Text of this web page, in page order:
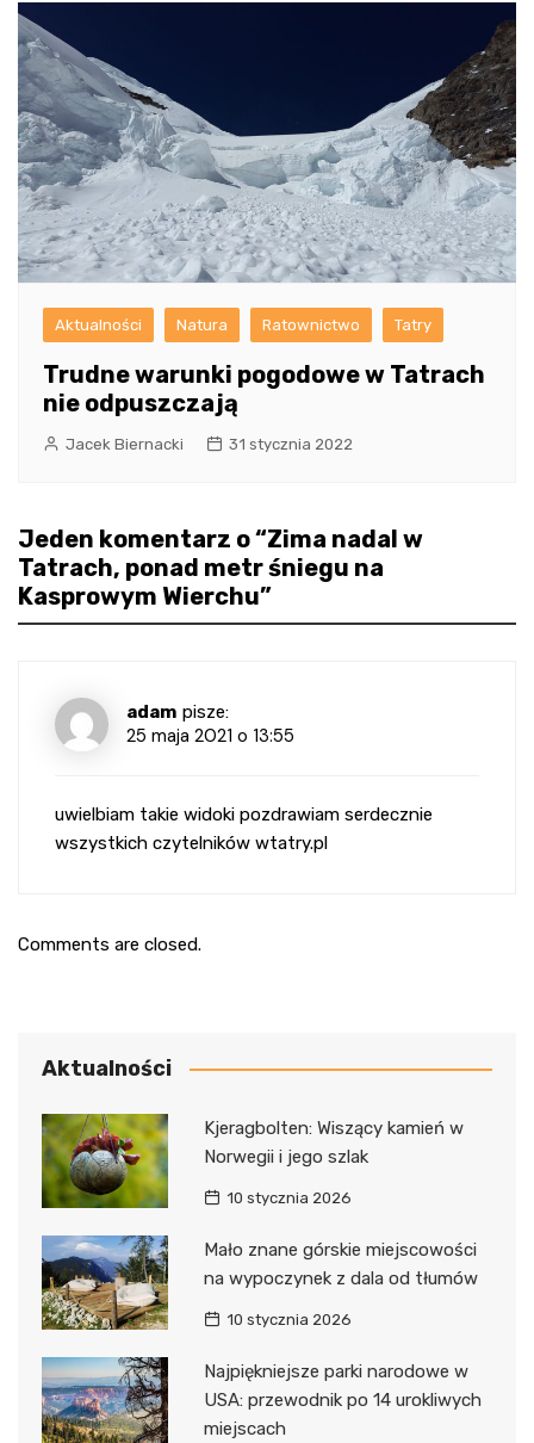
Aktualności Natura Ratownictwo Tatry
Trudne warunki pogodowe w Tatrach
nie odpuszczają
Jacek Biernacki 31 stycznia 2022
Jeden komentarz o “Zima nadal w
Tatrach, ponad metr śniegu na
Kasprowym Wierchu”
adam pisze:
25 maja 2021 o 13:55
uwielbiam takie widoki pozdrawiam serdecznie
wszystkich czytelników wtatry.pl
Comments are closed.
Aktualności
Kjeragbolten: Wiszący kamień w
Norwegii i jego szlak
10 stycznia 2026
Mało znane górskie miejscowości
na wypoczynek z dala od tłumów
10 stycznia 2026
Najpiękniejsze parki narodowe w
USA: przewodnik po 14 urokliwych
miejscach